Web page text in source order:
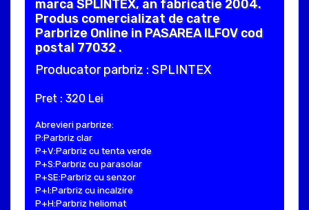
marca SPLINTEX, an fabricatie 2004.
Produs comercializat de catre
Parbrize Online in PASAREA ILFOV cod
postal 77032 .
Producator parbriz : SPLINTEX
Pret : 320 Lei
Abrevieri parbrize:
P:Parbriz clar
P+V:Parbriz cu tenta verde
P+S:Parbriz cu parasolar
P+SE:Parbriz cu senzor
P+I:Parbriz cu incalzire
P+H:Parbriz heliomat